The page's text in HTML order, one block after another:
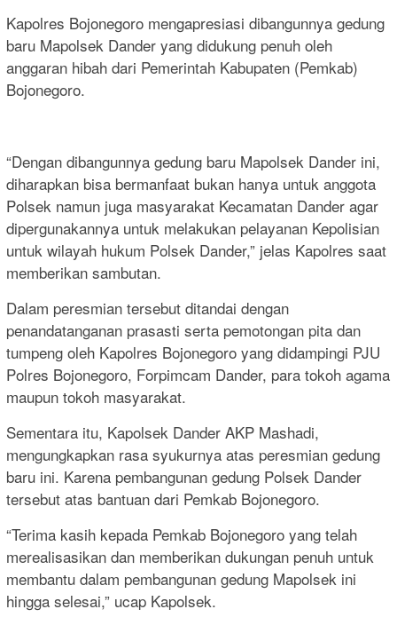
Kapolres Bojonegoro mengapresiasi dibangunnya gedung
baru Mapolsek Dander yang didukung penuh oleh
anggaran hibah dari Pemerintah Kabupaten (Pemkab)
Bojonegoro.
“Dengan dibangunnya gedung baru Mapolsek Dander ini,
diharapkan bisa bermanfaat bukan hanya untuk anggota
Polsek namun juga masyarakat Kecamatan Dander agar
dipergunakannya untuk melakukan pelayanan Kepolisian
untuk wilayah hukum Polsek Dander,” jelas Kapolres saat
memberikan sambutan.
Dalam peresmian tersebut ditandai dengan
penandatanganan prasasti serta pemotongan pita dan
tumpeng oleh Kapolres Bojonegoro yang didampingi PJU
Polres Bojonegoro, Forpimcam Dander, para tokoh agama
maupun tokoh masyarakat.
Sementara itu, Kapolsek Dander AKP Mashadi,
mengungkapkan rasa syukurnya atas peresmian gedung
baru ini. Karena pembangunan gedung Polsek Dander
tersebut atas bantuan dari Pemkab Bojonegoro.
“Terima kasih kepada Pemkab Bojonegoro yang telah
merealisasikan dan memberikan dukungan penuh untuk
membantu dalam pembangunan gedung Mapolsek ini
hingga selesai,” ucap Kapolsek.